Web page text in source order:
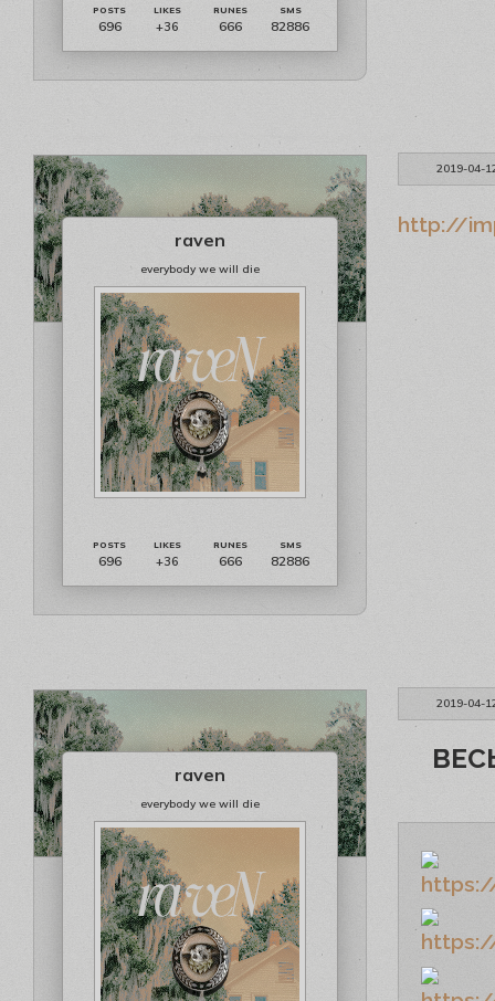
696 +36 666 82886
2019-04-
raven
everybody we will die
696 +36 666 82886
http://
2019-04-
raven
everybody we will die